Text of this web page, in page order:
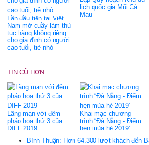
Lần đầu tiên tại Việt
Nam mở quầy làm thủ
tục hàng không riêng
cho gia đình có người
cao tuổi, trẻ nhỏ
lịch quốc gia Mũi Cà
Mau
TIN CŨ HƠN
Lãng mạn với đêm
pháo hoa thứ 3 của
DIFF 2019
Khai mạc chương
trình “Đà Nẵng - Điểm
hẹn mùa hè 2019”
Bình Thuận: Hơn 64.300 lượt khách đến